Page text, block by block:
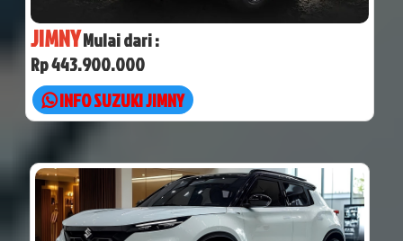
JIMNYMulai dari :
Rp 443.900.000
INFO SUZUKI JIMNY